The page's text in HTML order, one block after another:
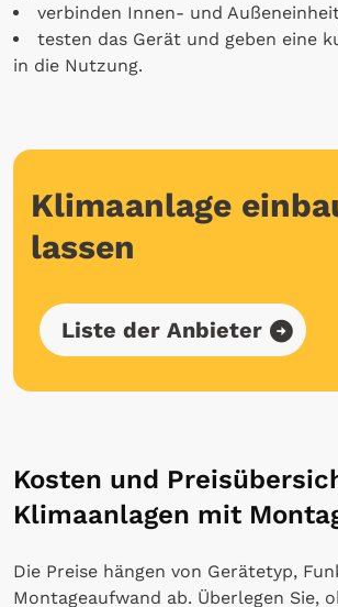
verbinden Innen- und
testen das Gerät und geben eine
in die Nutzung.
Klimaanlage
lassen
Liste der Anbieter
Kosten und
Klimaanlagen mit
Die Preise hängen von Gerätetyp,
Montageaufwand ab. Überlegen Sie,